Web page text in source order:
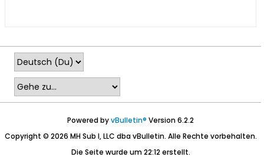
Powered byvBulletin® Version 6.2.2
Copyright © 2026 MH Sub I, LLC dba vBulletin. Alle Rechte vorbehalten.
Die Seite wurde um 22:12 erstellt.